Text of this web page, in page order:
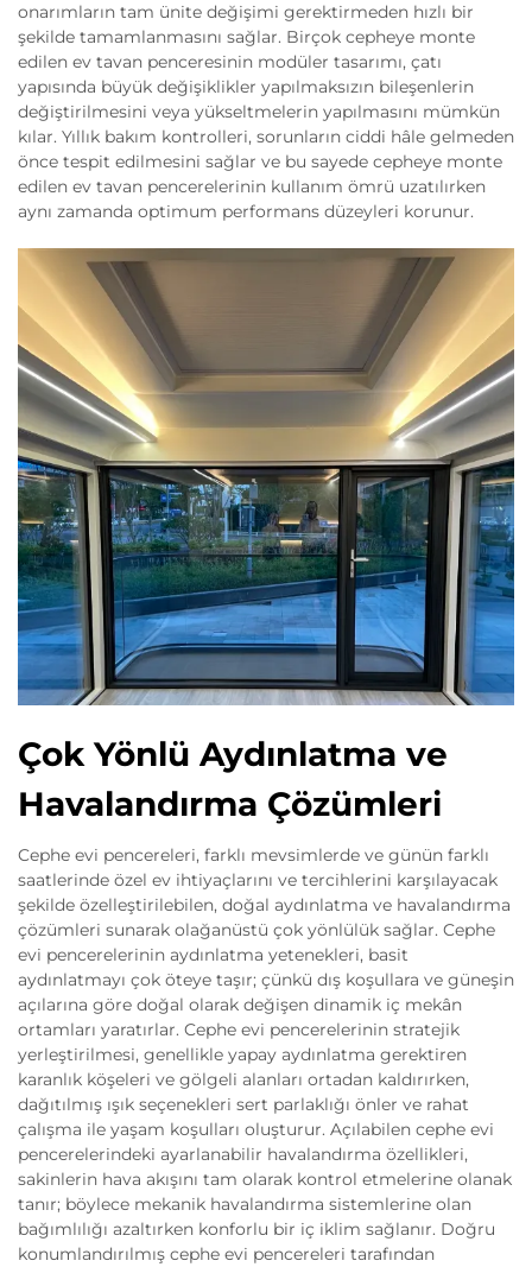
onarımların tam ünite değişimi gerektirmeden hızlı bir
şekilde tamamlanmasını sağlar. Birçok cepheye monte
edilen ev tavan penceresinin modüler tasarımı, çatı
yapısında büyük değişiklikler yapılmaksızın bileşenlerin
değiştirilmesini veya yükseltmelerin yapılmasını mümkün
kılar. Yıllık bakım kontrolleri, sorunların ciddi hâle gelmeden
önce tespit edilmesini sağlar ve bu sayede cepheye monte
edilen ev tavan pencerelerinin kullanım ömrü uzatılırken
aynı zamanda optimum performans düzeyleri korunur.
Çok Yönlü Aydınlatma ve
Havalandırma Çözümleri
Cephe evi pencereleri, farklı mevsimlerde ve günün farklı
saatlerinde özel ev ihtiyaçlarını ve tercihlerini karşılayacak
şekilde özelleştirilebilen, doğal aydınlatma ve havalandırma
çözümleri sunarak olağanüstü çok yönlülük sağlar. Cephe
evi pencerelerinin aydınlatma yetenekleri, basit
aydınlatmayı çok öteye taşır; çünkü dış koşullara ve güneşin
açılarına göre doğal olarak değişen dinamik iç mekân
ortamları yaratırlar. Cephe evi pencerelerinin stratejik
yerleştirilmesi, genellikle yapay aydınlatma gerektiren
karanlık köşeleri ve gölgeli alanları ortadan kaldırırken,
dağıtılmış ışık seçenekleri sert parlaklığı önler ve rahat
çalışma ile yaşam koşulları oluşturur. Açılabilen cephe evi
pencerelerindeki ayarlanabilir havalandırma özellikleri,
sakinlerin hava akışını tam olarak kontrol etmelerine olanak
tanır; böylece mekanik havalandırma sistemlerine olan
bağımlılığı azaltırken konforlu bir iç iklim sağlanır. Doğru
konumlandırılmış cephe evi pencereleri tarafından